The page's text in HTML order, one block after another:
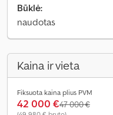
Būklė:
naudotas
Kaina ir vieta
Fiksuota kaina plius PVM
42 000 €47 000 €